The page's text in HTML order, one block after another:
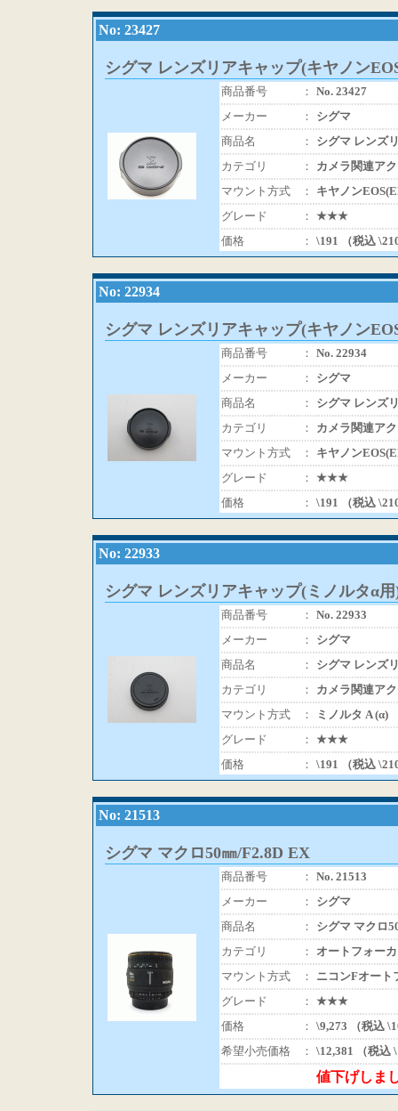
No: 23427
シグマ レンズリアキャップ(キヤノン
商品番号 ： No. 23427
メーカー
：
シグマ
商品名
：
シグマ レンズ
カテゴリ
：
カメラ関連ア
マウント方式
：
キヤノン
グレード
： ★★★
価格
： \191 （税込
No: 22934
シグマ レンズリアキャップ(キヤノン
商品番号 ： No. 22934
メーカー
：
シグマ
商品名
：
シグマ レンズ
カテゴリ
：
カメラ関連ア
マウント方式
：
キヤノン
グレード
： ★★★
価格
： \191 （税込
No: 22933
シグマ レンズリアキャップ(ミノルタα
商品番号 ： No. 22933
メーカー
：
シグマ
商品名
：
シグマ レンズ
カテゴリ
：
カメラ関連ア
マウント方式
：
ミノルタ A (α)
グレード
： ★★★
価格
： \191 （税込
No: 21513
シグマ マクロ50㎜/F2.8D EX
商品番号 ： No. 21513
メーカー
：
シグマ
商品名
：
シグマ マクロ
カテゴリ
：
オートフォー
マウント方式
：
ニコンFオート
グレード
： ★★★
価格
： \9,273 （税込
希望小売価格
： \12,381 （税込
値下げしま